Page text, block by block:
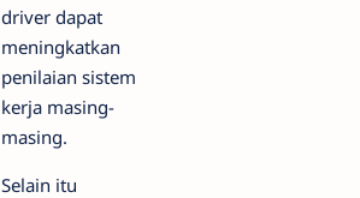
driver dapat
meningkatkan
penilaian sistem
kerja masing-
masing.
Selain itu